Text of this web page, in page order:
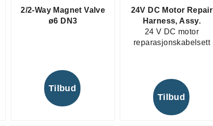
2/2-Way Magnet Valve
ø6 DN3
Tilbud
24V DC Motor Repair
Harness, Assy.
24 V DC motor
reparasjonskabelsett
Tilbud